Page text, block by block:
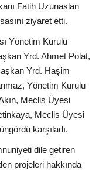
Fatih Uzunaslan
ziyaret etti.
Yönetim Kurulu
Yrd. Ahmet Polat,
Yrd. Haşim
Yönetim Kurulu
Meclis Üyesi
Meclis Üyesi
karşıladı.
dile getiren
projeleri hakkında